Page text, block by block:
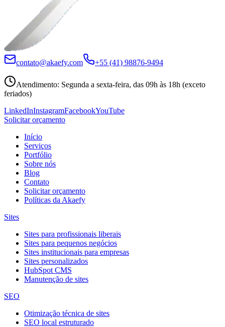
contato@akaefy.com +55 (41) 98876-9494
Atendimento: Segunda a sexta-feira, das 09h às 18h (exceto
feriados)
LinkedInInstagramFacebookYouTube
Solicitar orçamento
Início
Serviços
Portfólio
Sobre nós
Blog
Contato
Solicitar orçamento
Políticas da Akaefy
Sites
Sites para profissionais liberais
Sites para pequenos negócios
Sites institucionais para empresas
Sites personalizados
HubSpot CMS
Manutenção de sites
SEO
Otimização técnica de sites
SEO local estruturado